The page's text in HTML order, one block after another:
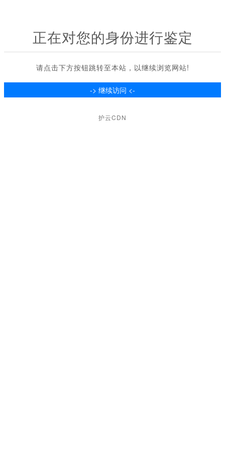
正在对您的身份进行鉴定
请点击下方按钮跳转至本站，以继续浏览网站!
护云CDN